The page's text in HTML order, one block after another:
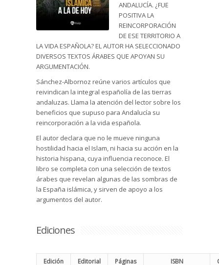
ANDALUCÍA. ¿FUE
POSITIVA LA
REINCORPORACIÓN
DE ESE TERRITORIO A
LA VIDA ESPAÑOLA? EL AUTOR HA SELECCIONADO
DIVERSOS TEXTOS ÁRABES QUE APOYAN SU
ARGUMENTACIÓN.
Sánchez-Albornoz reúne varios artículos que
reivindican la integral españolía de las tierras
andaluzas. Llama la atención del lector sobre los
beneficios que supuso para Andalucía su
reincorporación a la vida española.
El autor declara que no le mueve ninguna
hostilidad hacia el Islam, ni hacia su acción en la
historia hispana, cuya influencia reconoce. El
libro se completa con una selección de textos
árabes que revelan algunas de las sombras de
la España islámica, y sirven de apoyo a los
argumentos del autor.
Ediciones
Edición Editorial Páginas ISBN